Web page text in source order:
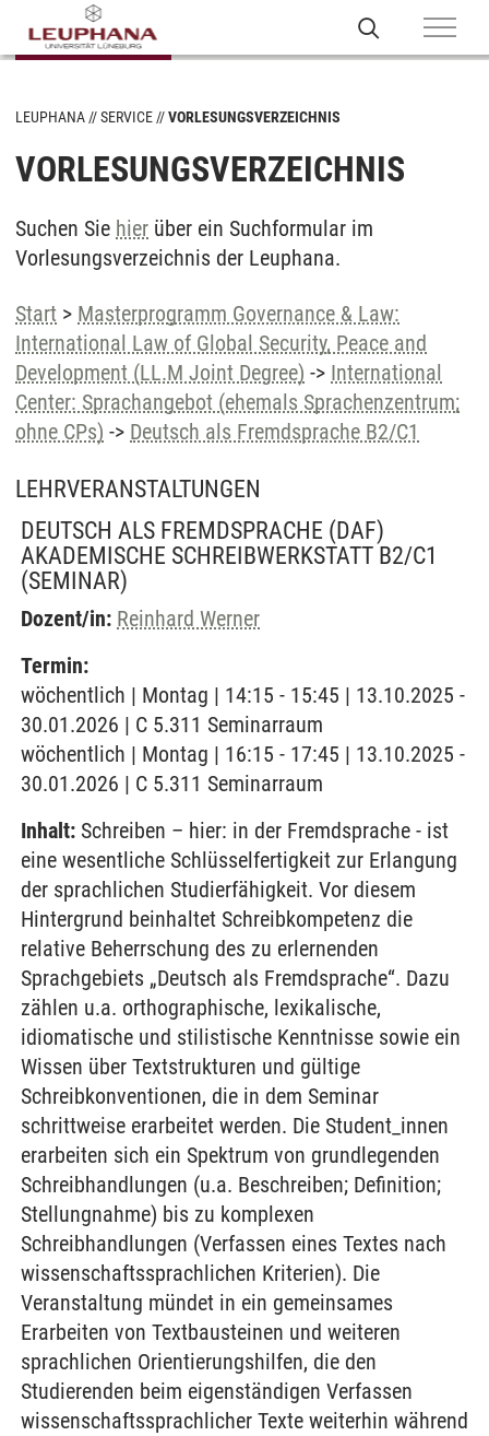
LEUPHANA SERVICE VORLESUNGSVERZEICHNIS
VORLESUNGSVERZEICHNIS
Suchen Sie hier über ein Suchformular im
Vorlesungsverzeichnis der Leuphana.
Start > Masterprogramm Governance & Law:
International Law of Global Security, Peace and
Development (LL.M Joint Degree) -> International
Center: Sprachangebot (ehemals Sprachenzentrum;
ohne CPs) -> Deutsch als Fremdsprache B2/C1
LEHRVERANSTALTUNGEN
DEUTSCH ALS FREMDSPRACHE (DAF)
AKADEMISCHE SCHREIBWERKSTATT B2/C1
(SEMINAR)
Dozent/in: Reinhard Werner
Termin:
wöchentlich | Montag | 14:15 - 15:45 | 13.10.2025 -
30.01.2026 | C 5.311 Seminarraum
wöchentlich | Montag | 16:15 - 17:45 | 13.10.2025 -
30.01.2026 | C 5.311 Seminarraum
Inhalt: Schreiben – hier: in der Fremdsprache - ist
eine wesentliche Schlüsselfertigkeit zur Erlangung
der sprachlichen Studierfähigkeit. Vor diesem
Hintergrund beinhaltet Schreibkompetenz die
relative Beherrschung des zu erlernenden
Sprachgebiets „Deutsch als Fremdsprache“. Dazu
zählen u.a. orthographische, lexikalische,
idiomatische und stilistische Kenntnisse sowie ein
Wissen über Textstrukturen und gültige
Schreibkonventionen, die in dem Seminar
schrittweise erarbeitet werden. Die Student_innen
erarbeiten sich ein Spektrum von grundlegenden
Schreibhandlungen (u.a. Beschreiben; Definition;
Stellungnahme) bis zu komplexen
Schreibhandlungen (Verfassen eines Textes nach
wissenschaftssprachlichen Kriterien). Die
Veranstaltung mündet in ein gemeinsames
Erarbeiten von Textbausteinen und weiteren
sprachlichen Orientierungshilfen, die den
Studierenden beim eigenständigen Verfassen
wissenschaftssprachlicher Texte weiterhin während